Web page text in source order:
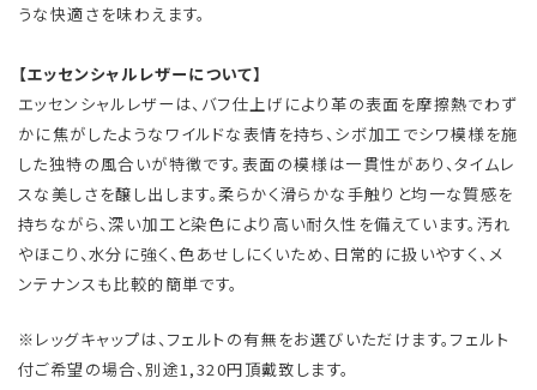
うな快適さを味わえます。
【エッセンシャルレザーについて】
エッセンシャルレザーは、バフ仕上げにより革の表面を摩擦熱でわず
かに焦がしたようなワイルドな表情を持ち、シボ加工でシワ模様を施
した独特の風合いが特徴です。表面の模様は一貫性があり、タイムレ
スな美しさを醸し出します。柔らかく滑らかな手触りと均一な質感を
持ちながら、深い加工と染色により高い耐久性を備えています。汚れ
やほこり、水分に強く、色あせしにくいため、日常的に扱いやすく、メ
ンテナンスも比較的簡単です。
※レッグキャップは、フェルトの有無をお選びいただけます。フェルト
付ご希望の場合、別途1,320円頂戴致します。